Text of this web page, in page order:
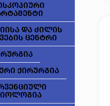
და ძილის
ცენტრი
ქირურგია